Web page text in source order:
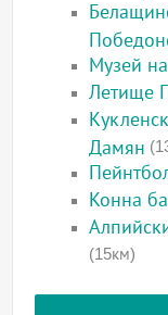
Музей
Летище
Дамян
Конна
(15км)